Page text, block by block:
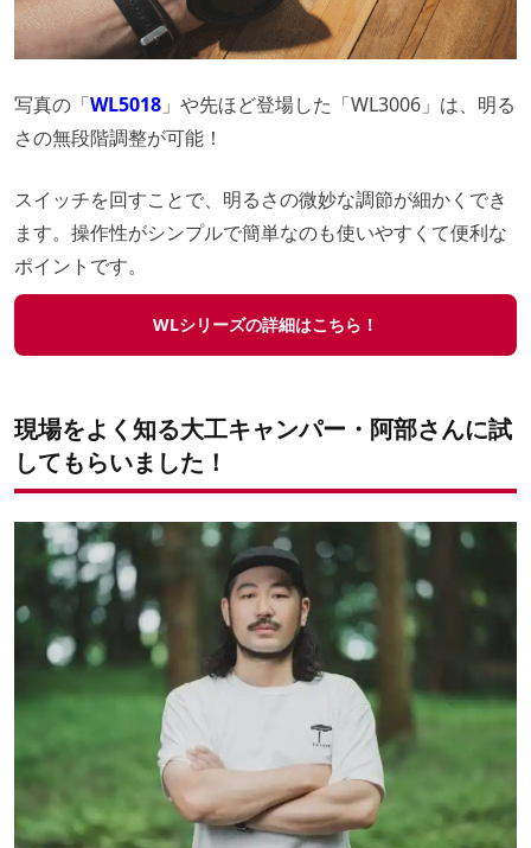
写真の「WL5018 」や先ほど登場した「WL3006」は、明る
さの無段階調整が可能！
スイッチを回すことで、明るさの微妙な調節が細かくでき
ます。操作性がシンプルで簡単なのも使いやすくて便利な
ポイントです。
WLシリーズの詳細はこちら！
現場をよく知る大工キャンパー・阿部さんに試
してもらいました！